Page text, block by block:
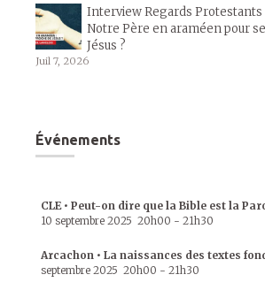
Interview Regards Protestants
Notre Père en araméen pour
Jésus ?
Juil 7, 2026
Événements
CLE • Peut-on dire que la Bible est la
10 septembre 2025 20h00 - 21h30
Arcachon • La naissances des textes
septembre 2025 20h00 - 21h30